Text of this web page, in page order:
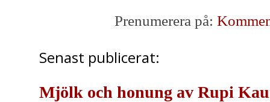
Prenumerera på:
Senast publicerat:
Mjölk och honung av Rupi